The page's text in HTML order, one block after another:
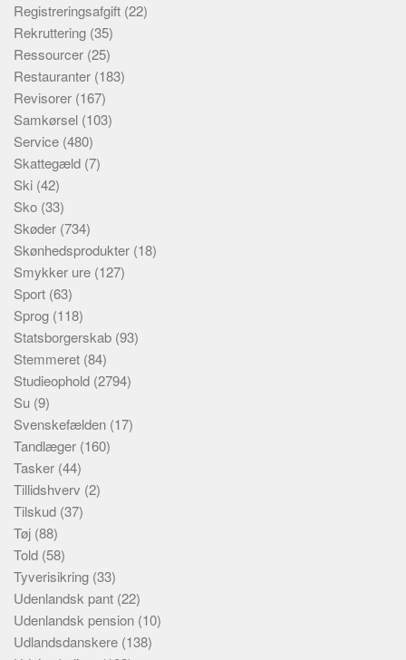
Registreringsafgift (22)
Rekruttering (35)
Ressourcer (25)
Restauranter (183)
Revisorer (167)
Samkørsel (103)
Service (480)
Skattegæld (7)
Ski (42)
Sko (33)
Skøder (734)
Skønhedsprodukter (18)
Smykker ure (127)
Sport (63)
Sprog (118)
Statsborgerskab (93)
Stemmeret (84)
Studieophold (2794)
Su (9)
Svenskefælden (17)
Tandlæger (160)
Tasker (44)
Tillidshverv (2)
Tilskud (37)
Tøj (88)
Told (58)
Tyverisikring (33)
Udenlandsk pant (22)
Udenlandsk pension (10)
Udlandsdanskere (138)